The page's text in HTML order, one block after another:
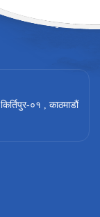
किर्तिपुर-०१ , काठमाडौं